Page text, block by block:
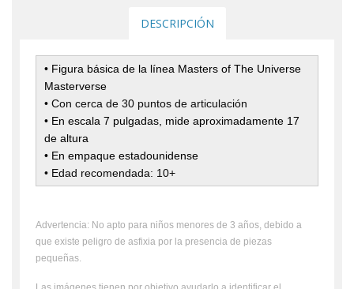
DESCRIPCIÓN
• Figura básica de la línea Masters of The Universe
Masterverse
• Con cerca de 30 puntos de articulación
• En escala 7 pulgadas, mide aproximadamente 17
de altura
• En empaque estadounidense
• Edad recomendada: 10+
Advertencia: No apto para niños menores de 3 años, debido a
que existe peligro de asfixia por la presencia de piezas
pequeñas.